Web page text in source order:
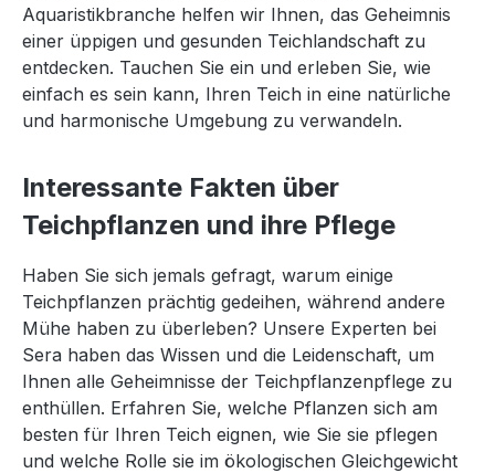
Aquaristikbranche helfen wir Ihnen, das Geheimnis
einer üppigen und gesunden Teichlandschaft zu
entdecken. Tauchen Sie ein und erleben Sie, wie
einfach es sein kann, Ihren Teich in eine natürliche
und harmonische Umgebung zu verwandeln.
Interessante Fakten über
Teichpflanzen und ihre Pflege
Haben Sie sich jemals gefragt, warum einige
Teichpflanzen prächtig gedeihen, während andere
Mühe haben zu überleben? Unsere Experten bei
Sera haben das Wissen und die Leidenschaft, um
Ihnen alle Geheimnisse der Teichpflanzenpflege zu
enthüllen. Erfahren Sie, welche Pflanzen sich am
besten für Ihren Teich eignen, wie Sie sie pflegen
und welche Rolle sie im ökologischen Gleichgewicht